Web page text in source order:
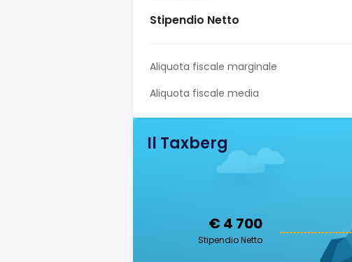
Stipendio Netto
Aliquota fiscale marginale
Aliquota fiscale media
Il Taxberg
€ 4 700
Stipendio Netto